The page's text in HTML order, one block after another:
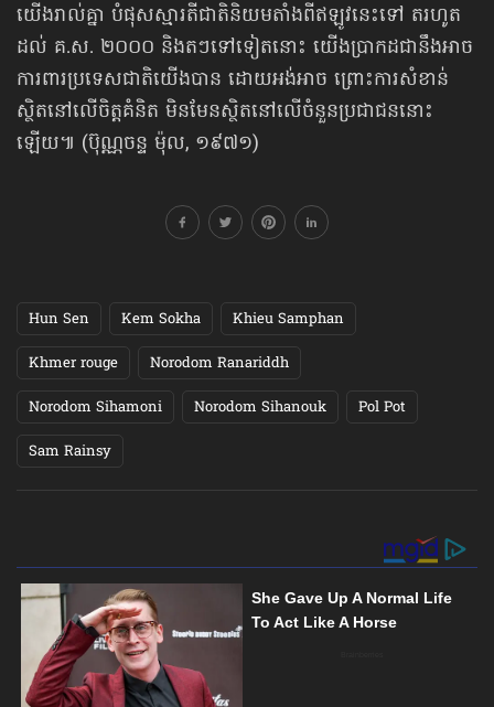
យើងរាល់គ្នា បំផុសស្មារតីជាតិនិយមតាំងពីឥឡូវនេះទៅ តរហូត
ដល់ គ.ស. ២០០០ និងតៗទៅទៀតនោះ យើងប្រាកដជានឹងអាច
ការពារប្រទេសជាតិយើងបាន ដោយអង់អាច ព្រោះការសំខាន់
ស្ថិតនៅលើចិត្តគំនិត មិនមែនស្ថិតនៅលើចំនួនប្រជាជននោះ
ឡើយ៕ (ប៊ុណ្ណចន្ទ ម៉ុល, ១៩៧១)
Hun Sen Kem Sokha Khieu Samphan
Khmer rouge Norodom Ranariddh
Norodom Sihamoni Norodom Sihanouk Pol Pot
Sam Rainsy